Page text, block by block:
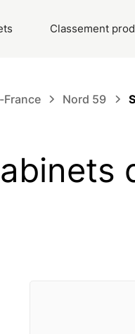
Classement
Nord 59